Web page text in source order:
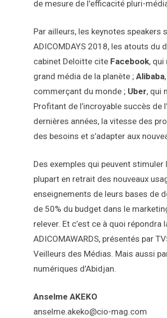
de mesure de l’efficacité pluri-
Par ailleurs, les keynotes
ADICOMDAYS 2018, les atouts
cabinet Deloitte cite Facebook, qui
grand média de la planète ; Alibaba
commerçant du monde ; Uber, qui
Profitant de l’incroyable succès de
dernières années, la vitesse des
des besoins et s’adapter aux
Des exemples qui peuvent
plupart en retrait des nouveaux
enseignements de leurs bases de
de 50% du budget dans le
relever. Et c’est ce à quoi
ADICOMAWARDS, présentés par
Veilleurs des Médias. Mais aussi
numériques d’Abidjan.
Anselme AKEKO
anselme.akeko@cio-mag.com